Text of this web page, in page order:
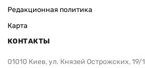
Редакционная политика
Карта
КОНТАКТЫ
01010 Киев, ул. Князей Острожских, 19/1